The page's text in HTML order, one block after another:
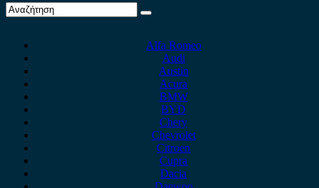
Alfa Romeo
Audi
Austin
Acura
BMW
BYD
Chery
Chevrolet
Citroen
Cupra
Dacia